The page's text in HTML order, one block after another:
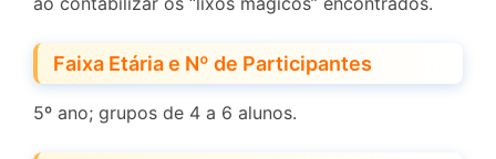
Faixa Etária e Nº de Participantes
5º ano; grupos de 4 a 6 alunos.